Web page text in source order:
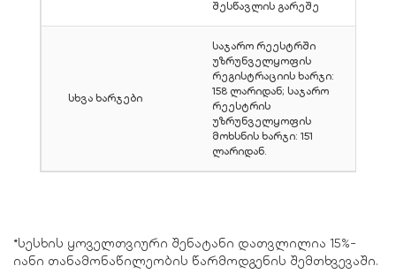
შესწავლის გარეშე
სხვა ხარჯები
საჯარო რეესტრში
უზრუნველყოფის
რეგისტრაციის ხარჯი:
158 ლარიდან; საჯარო
რეესტრის
უზრუნველყოფის
მოხსნის ხარჯი: 151
ლარიდან.
*სესხის ყოველთვიური შენატანი დათვლილია 15%-
იანი თანამონაწილეობის წარმოდგენის შემთხვევაში.